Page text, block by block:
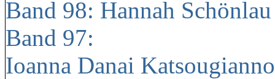
Band 98: Hannah
Band 97:
Ioanna Danai